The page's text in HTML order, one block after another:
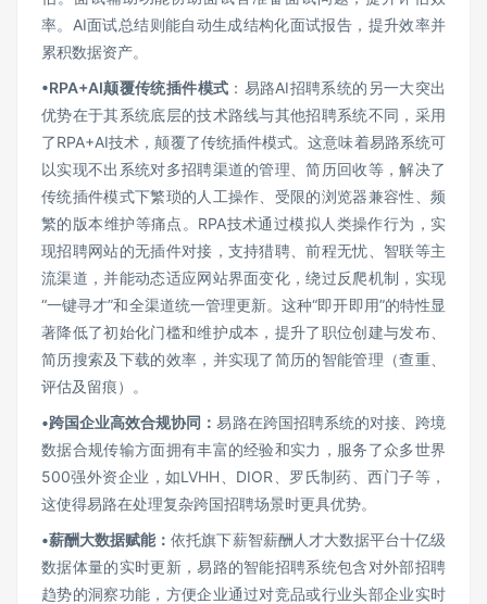
率。AI面试总结则能自动生成结构化面试报告，提升效率并
累积数据资产。
•RPA+AI颠覆传统插件模式 ：易路AI招聘系统的另一大突出
优势在于其系统底层的技术路线与其他招聘系统不同，采用
了RPA+AI技术，颠覆了传统插件模式。这意味着易路系统可
以实现不出系统对多招聘渠道的管理、简历回收等，解决了
传统插件模式下繁琐的人工操作、受限的浏览器兼容性、频
繁的版本维护等痛点。RPA技术通过模拟人类操作行为，实
现招聘网站的无插件对接，支持猎聘、前程无忧、智联等主
流渠道，并能动态适应网站界面变化，绕过反爬机制，实现
“一键寻才”和全渠道统一管理更新。这种“即开即用”的特性显
著降低了初始化门槛和维护成本，提升了职位创建与发布、
简历搜索及下载的效率，并实现了简历的智能管理（查重、
评估及留痕）。
•跨国企业高效合规协同：易路在跨国招聘系统的对接、跨境
数据合规传输方面拥有丰富的经验和实力，服务了众多世界
500强外资企业，如LVHH、DIOR、罗氏制药、西门子等，
这使得易路在处理复杂跨国招聘场景时更具优势。
•薪酬大数据赋能：依托旗下薪智薪酬人才大数据平台十亿级
数据体量的实时更新，易路的智能招聘系统包含对外部招聘
趋势的洞察功能，方便企业通过对竞品或行业头部企业实时